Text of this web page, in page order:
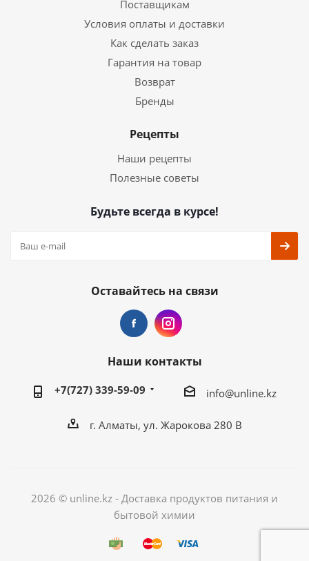
Поставщикам
Условия оплаты и доставки
Как сделать заказ
Гарантия на товар
Возврат
Бренды
Рецепты
Наши рецепты
Полезные советы
Будьте всегда в курсе!
Оставайтесь на связи
Наши контакты
+7(727) 339-59-09 info@unline.kz
г. Алматы, ул. Жарокова 280 В
2026 © unline.kz - Доставка продуктов питания и
бытовой химии